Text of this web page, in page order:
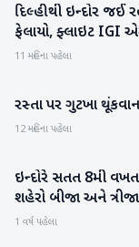
રાષ્ટ્રીય
દિલ્હીથી ઇન્દોર જઈ
ફેલાયો, ફ્લાઇટ IGI
11 મહિના પહેલા
રાષ્ટ્રીય
રસ્તા પર ગુટખા
12 મહિના પહેલા
રાષ્ટ્રીય
ઇન્દોરે સતત 8મી
શહેરો બીજા અને ત્રીજા
1 વર્ષ પહેલા